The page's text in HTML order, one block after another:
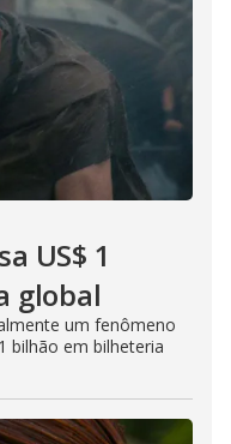
US$ 1
global
um fenômeno
bilhão em bilheteria